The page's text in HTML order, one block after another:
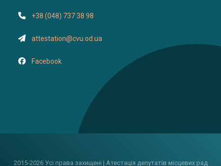
+38 (048) 737 38 98
attestation@cvu.od.ua
Facebook
2015-2026 Усі права захищені | Атестація депутатів місцевих рад